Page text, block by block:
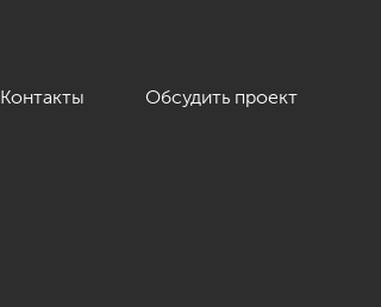
Контакты Обсудить проект